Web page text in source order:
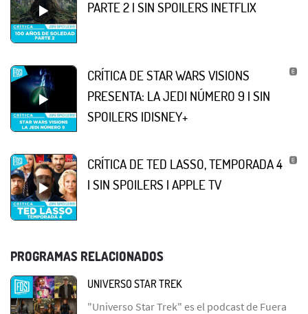
PARTE 2 | SIN SPOILERS |NETFLIX
CRÍTICA DE STAR WARS VISIONS
PRESENTA: LA JEDI NÚMERO 9 | SIN
SPOILERS |DISNEY+
CRÍTICA DE TED LASSO, TEMPORADA 4
| SIN SPOILERS | APPLE TV
PROGRAMAS RELACIONADOS
UNIVERSO STAR TREK
"Universo Star Trek" es el podcast de Fuera